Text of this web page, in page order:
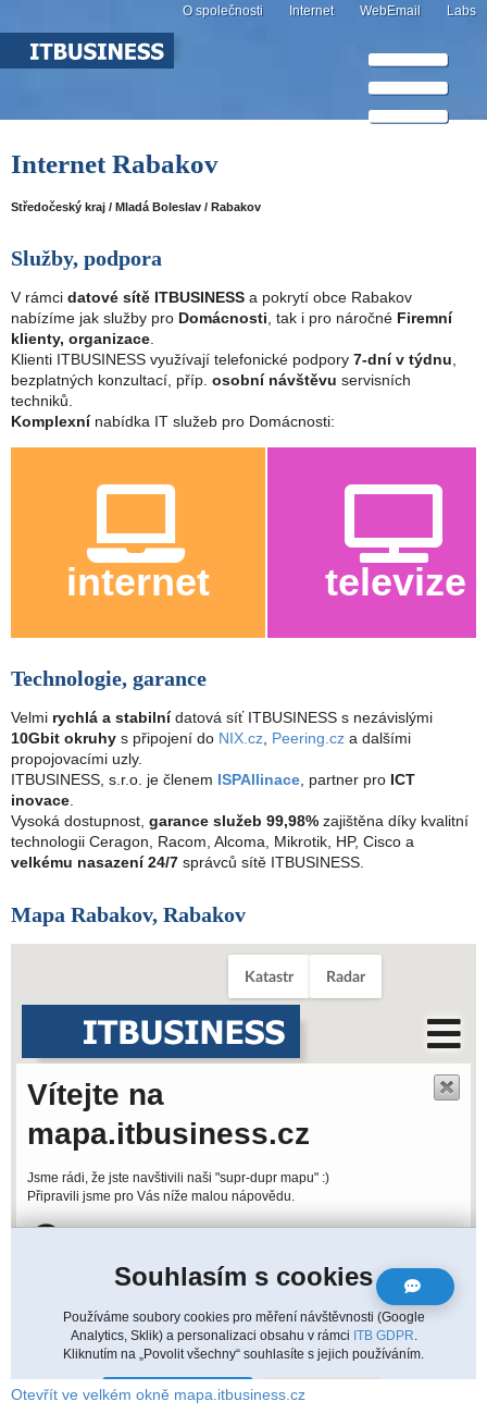
O společnosti Internet WebEmail Labs
Internet Rabakov
Středočeský kraj / Mladá Boleslav / Rabakov
Služby, podpora
V rámci datové sítě ITBUSINESS a pokrytí obce Rabakov
nabízíme jak služby pro Domácnosti , tak i pro náročné Firemní
klienty, organizace
Klienti ITBUSINESS využívají telefonické podpory 7-dní v týdnu
bezplatných konzultací, příp. osobní návštěvu servisních
techniků.
Komplexnínabídka IT služeb pro Domácnosti:
internet televize
Technologie, garance
Velmi rychlá a stabilnídatová síť ITBUSINESS s nezávislými
10Gbit okruhy s připojení do NIX.cz, Peering.cz a dalšími
propojovacími uzly.
ITBUSINESS, s.r.o. je členem ISPAllinace, partner pro ICT
inovace.
Vysoká dostupnost, garance služeb 99,98% zajištěna díky kvalitní
technologii Ceragon, Racom, Alcoma, Mikrotik, HP, Cisco a
velkému nasazení 24/7 správců sítě ITBUSINESS.
Mapa Rabakov, Rabakov
Otevřít ve velkém okně mapa.itbusiness.cz